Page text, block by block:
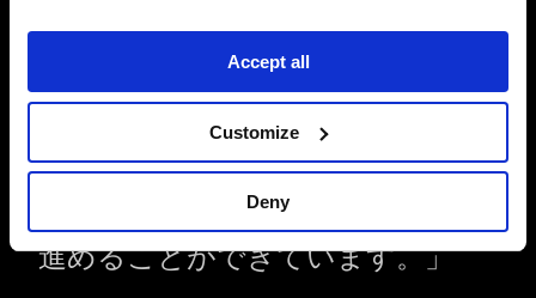
Accept all
Customize
Deny
Disguiseの機器は、私たちのワー
クフローを信じられないほど簡単
にしてくれています。私たちは、
Disguiseをエンドツーエンドのソ
リューションとして使用し、コン
テンツ管理の柔軟性と提供された
便利さのおかげで、快適に作業を
進めることができています。